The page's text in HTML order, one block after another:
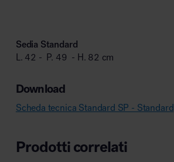
Sedia Standard
L. 42 - P. 49 - H. 82 cm
Download
Scheda tecnica Standard SP - Standard
Prodotti correlati